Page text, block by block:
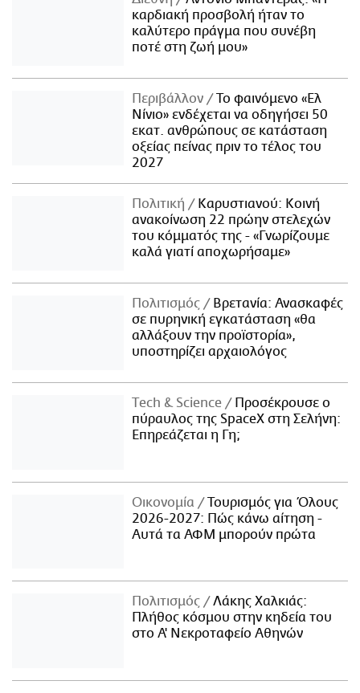
καρδιακή προσβολή ήταν το
καλύτερο πράγμα που συνέβη
ποτέ στη ζωή μου»
Περιβάλλον
Το φαινόμενο «Ελ
Νίνιο» ενδέχεται να οδηγήσει 50
εκατ. ανθρώπους σε κατάσταση
οξείας πείνας πριν το τέλος του
2027
Πολιτική
Καρυστιανού: Κοινή
ανακοίνωση 22 πρώην στελεχών
του κόμματός της - «Γνωρίζουμε
καλά γιατί αποχωρήσαμε»
Πολιτισμός
Βρετανία: Ανασκαφές
σε πυρηνική εγκατάσταση «θα
αλλάξουν την προϊστορία»,
υποστηρίζει αρχαιολόγος
Τech & Science
Προσέκρουσε ο
πύραυλος της SpaceX στη Σελήνη:
Επηρεάζεται η Γη;
Οικονομία
Τουρισμός για Όλους
2026-2027: Πώς κάνω αίτηση -
Αυτά τα ΑΦΜ μπορούν πρώτα
Πολιτισμός
Λάκης Χαλκιάς:
Πλήθος κόσμου στην κηδεία του
στο Α' Νεκροταφείο Αθηνών